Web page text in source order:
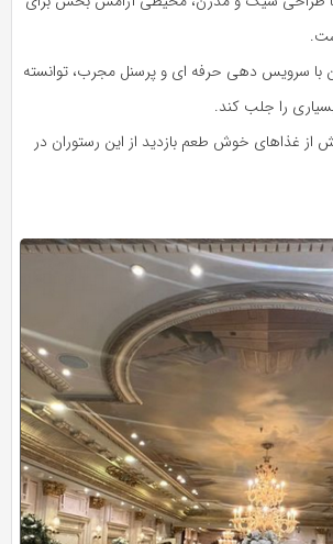
با سرویس‌ دهی حرفه‌ ای و پرسنل مجرب، توانسته
را جلب کند.
از غذاهای خوش‌ طعم بازدید از این رستوران در